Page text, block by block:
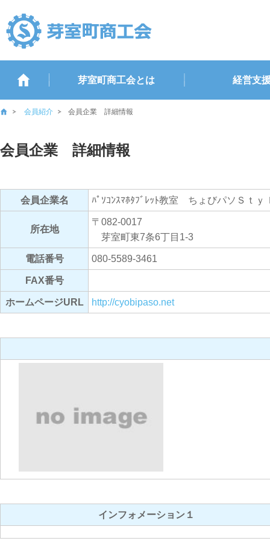
芽室町商工会とは 経営支
会員紹介 会員企業 詳細情報
会員企業 詳細情報
会員企業名 ﾊﾟｿｺﾝｽﾏﾎﾀﾌﾞﾚｯﾄ教室 ちょびパソＳｔｙ
所在地
〒082-0017
芽室町東7条6丁目1-3
電話番号 080-5589-3461
FAX番号
ホームページURL http://cyobipaso.net
インフォメーション１